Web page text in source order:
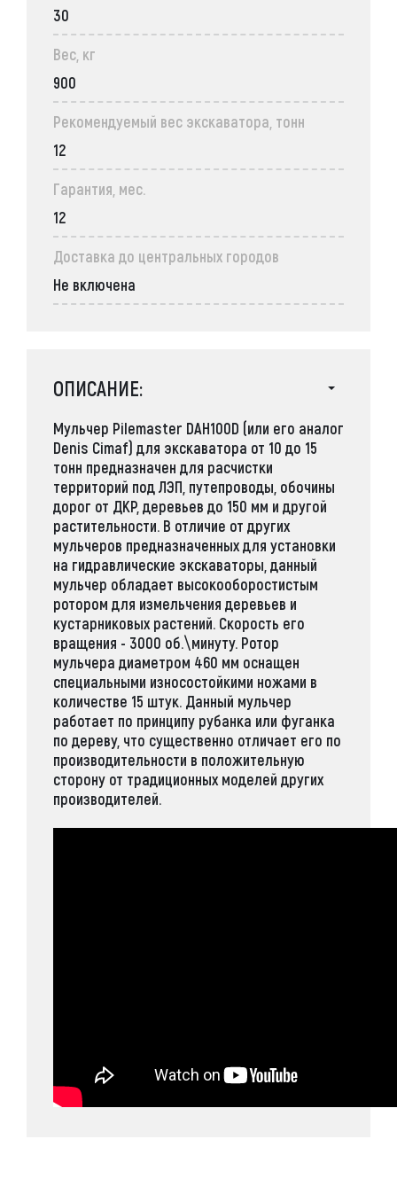
30
Вес, кг
900
Рекомендуемый вес экскаватора, тонн
12
Гарантия, мес.
12
Доставка до центральных городов
Не включена
ОПИСАНИЕ:
Мульчер Pilemaster DAH100D (или его аналог
Denis Cimaf) для экскаватора от 10 до 15
тонн предназначен для расчистки
территорий под ЛЭП, путепроводы, обочины
дорог от ДКР, деревьев до 150 мм и другой
растительности. В отличие от других
мульчеров предназначенных для установки
на гидравлические экскаваторы, данный
мульчер обладает высокооборостистым
ротором для измельчения деревьев и
кустарниковых растений. Скорость его
вращения - 3000 об.\минуту. Ротор
мульчера диаметром 460 мм оснащен
специальными износостойкими ножами в
количестве 15 штук. Данный мульчер
работает по принципу рубанка или фуганка
по дереву, что существенно отличает его по
производительности в положительную
сторону от традиционных моделей других
производителей.